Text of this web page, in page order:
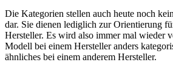
Die Kategorien stellen auch heute noch
dar. Sie dienen lediglich zur Orientierung
Hersteller. Es wird also immer mal wieder
Modell bei einem Hersteller anders
ähnliches bei einem anderem Hersteller.